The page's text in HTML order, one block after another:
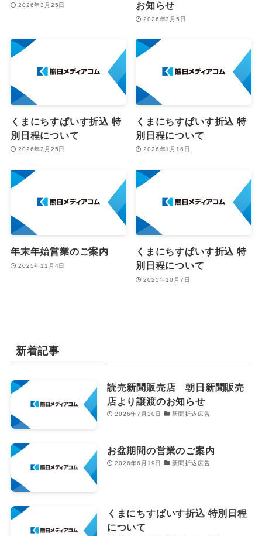
2026年3月25日 お知らせ
2026年3月5日
くまにちすぱいす折込 特
別日程について
2026年2月25日
くまにちすぱいす折込 特
別日程について
2026年1月16日
年末年始営業のご案内
2025年11月4日
くまにちすぱいす折込 特
別日程について
2025年10月7日
新着記事
読売新聞販売店 朝日新聞販売
店より譲渡のお知らせ
2026年7月30日 新聞折込広告
お盆期間の営業のご案内
2026年6月19日 新聞折込広告
くまにちすぱいす折込 特別日程
について